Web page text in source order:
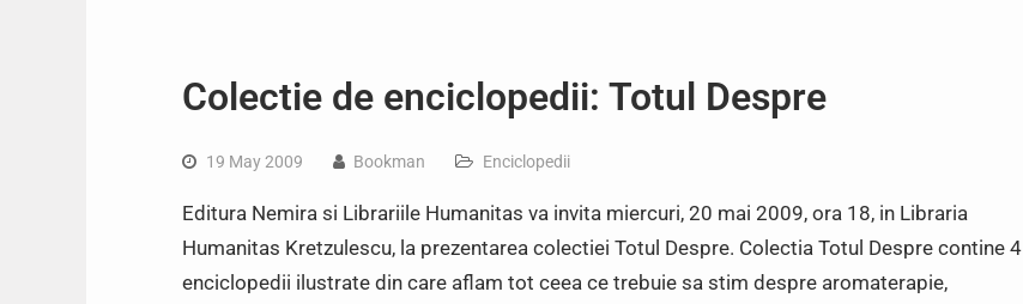
Colectie de enciclopedii: Totul Despre
19 May 2009 Bookman Enciclopedii
Editura Nemira si Librariile Humanitas va invita miercuri, 20 mai 2009, ora 18, in Libraria
Humanitas Kretzulescu, la prezentarea colectiei Totul Despre. Colectia Totul Despre contine 4
enciclopedii ilustrate din care aflam tot ceea ce trebuie sa stim despre aromaterapie,